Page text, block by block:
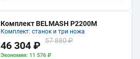
Комплект BELMASH P2200M
Комплект: станок и три ножа
46 304 ₽ 57 880 ₽
Экономия: 11 576 ₽